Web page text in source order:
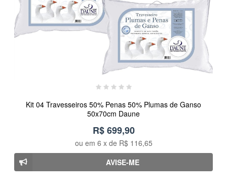
Kit 04 Travesseiros 50% Penas 50% Plumas de Ganso
50x70cm Daune
R$ 699,90
ou em 6 x de R$ 116,65
AVISE-ME